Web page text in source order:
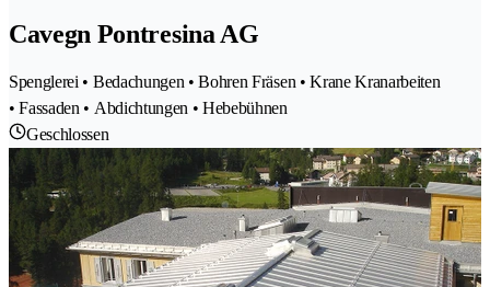
Cavegn Pontresina AG
Spenglerei • Bedachungen • Bohren Fräsen • Krane Kranarbeiten
• Fassaden • Abdichtungen • Hebebühnen
Geschlossen